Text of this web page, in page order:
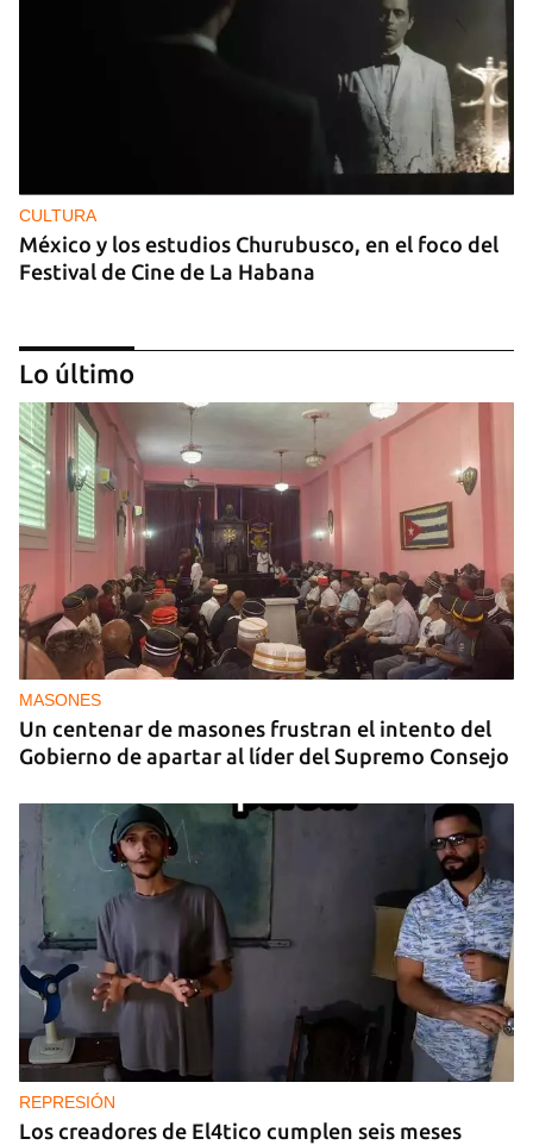
CULTURA
México y los estudios Churubusco, en el foco del
Festival de Cine de La Habana
MÚSICA
Un público enamorado de Celia Cruz desafía la
censura en un homenaje en La Habana
Lo último
MASONES
Un centenar de masones frustran el intento del
Gobierno de apartar al líder del Supremo Consejo
REPRESIÓN
Los creadores de El4tico cumplen seis meses